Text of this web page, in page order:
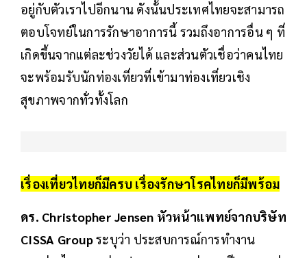
อยู่กับตัวเราไปอีกนาน ดังนั้นประเทศไทยจะสามารถ
ตอบโจทย์ในการรักษาอาการนี้ รวมถึงอาการอื่น ๆ ที่
เกิดขึ้นจากแต่ละช่วงวัยได้ และส่วนตัวเชื่อว่าคนไทย
จะพร้อมรับนักท่องเที่ยวที่เข้ามาท่องเที่ยวเชิง
สุขภาพจากทั่วทั้งโลก
เรื่องเที่ยวไทยก็มีครบ เรื่องรักษาโรคไทยก็มีพร้อม
ดร. Christopher Jensen หัวหน้าแพทย์จากบริษัท
CISSA Groupระบุว่า ประสบการณ์การทำงาน